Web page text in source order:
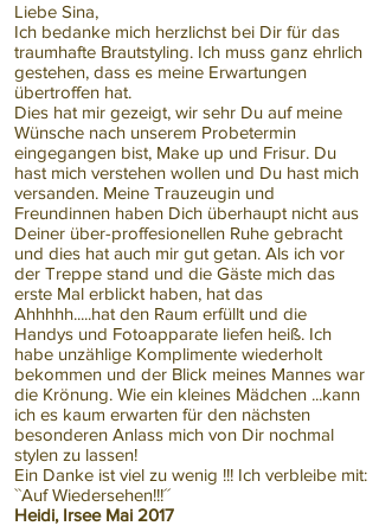
Liebe Sina,
Ich bedanke mich herzlichst bei Dir für das
traumhafte Brautstyling. Ich muss ganz ehrlich
gestehen, dass es meine Erwartungen
übertroffen hat.
Dies hat mir gezeigt, wir sehr Du auf meine
Wünsche nach unserem Probetermin
eingegangen bist, Make up und Frisur. Du
hast mich verstehen wollen und Du hast mich
versanden. Meine Trauzeugin und
Freundinnen haben Dich überhaupt nicht aus
Deiner über-proffesionellen Ruhe gebracht
und dies hat auch mir gut getan. Als ich vor
der Treppe stand und die Gäste mich das
erste Mal erblickt haben, hat das
Ahhhhh.....hat den Raum erfüllt und die
Handys und Fotoapparate liefen heiß. Ich
habe unzählige Komplimente wiederholt
bekommen und der Blick meines Mannes war
die Krönung. Wie ein kleines Mädchen ...kann
ich es kaum erwarten für den nächsten
besonderen Anlass mich von Dir nochmal
stylen zu lassen!
Ein Danke ist viel zu wenig !!! Ich verbleibe mit:
``Auf Wiedersehen!!!´´
Heidi, Irsee Mai 2017